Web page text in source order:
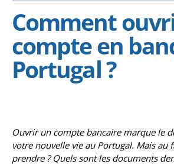
Comment
compte en
Portugal ?
Ouvrir un compte bancaire marque le
votre nouvelle vie au Portugal. Mais au
prendre ? Quels sont les documents